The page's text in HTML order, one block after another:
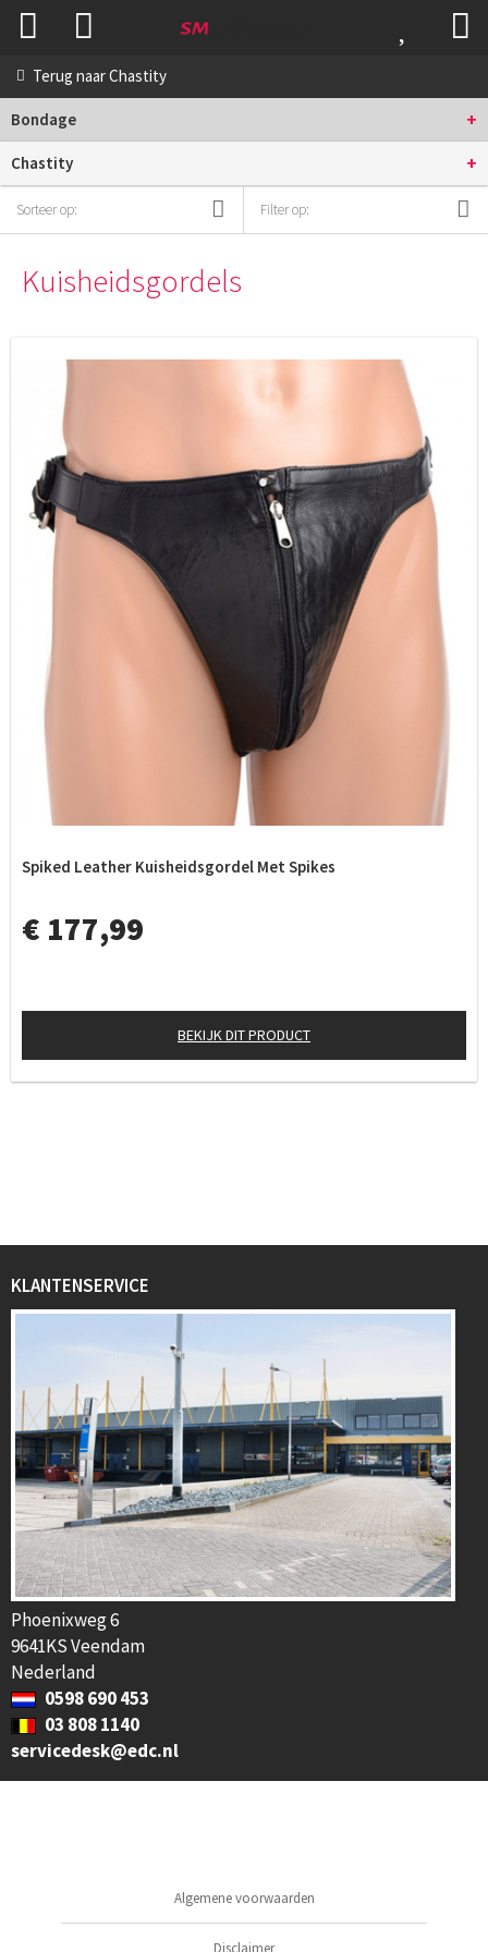
Terug naarChastity
Bondage +
Chastity +
Sorteer op: Filter op:
Kuisheidsgordels
Spiked Leather Kuisheidsgordel Met Spikes
€ 177,99
BEKIJK DIT PRODUCT
KLANTENSERVICE
Phoenixweg 6
9641KS Veendam
Nederland
0598 690 453
03 808 1140
servicedesk@edc.nl
Algemene voorwaarden
Disclaimer